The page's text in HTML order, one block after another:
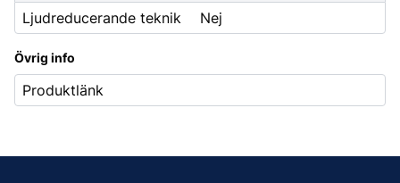
Ljudreducerande teknik
Nej
Övrig info
Produktlänk